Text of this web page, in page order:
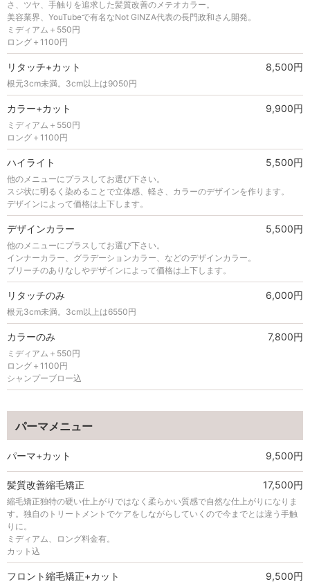
さ、ツヤ、手触りを追求した髪質改善のメテオカラー。
美容業界、YouTubeで有名なNot GINZA代表の長門政和さん開発。
ミディアム＋550円
ロング＋1100円
リタッチ+カット 8,500円
根元3cm未満。3cm以上は9050円
カラー+カット 9,900円
ミディアム＋550円
ロング＋1100円
ハイライト 5,500円
他のメニューにプラスしてお選び下さい。
スジ状に明るく染めることで立体感、軽さ、カラーのデザインを作ります。
デザインによって価格は上下します。
デザインカラー 5,500円
他のメニューにプラスしてお選び下さい。
インナーカラー、グラデーションカラー、などのデザインカラー。
ブリーチのありなしやデザインによって価格は上下します。
リタッチのみ 6,000円
根元3cm未満。3cm以上は6550円
カラーのみ 7,800円
ミディアム＋550円
ロング＋1100円
シャンプーブロー込
パーマメニュー
パーマ+カット 9,500円
髪質改善縮毛矯正 17,500円
縮毛矯正独特の硬い仕上がりではなく柔らかい質感で自然な仕上がりになりま
す。独自のトリートメントでケアをしながらしていくので今までとは違う手触
りに。
ミディアム、ロング料金有。
カット込
フロント縮毛矯正+カット 9,500円